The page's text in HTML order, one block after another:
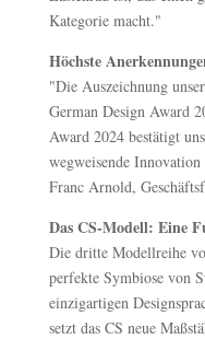
Kategorie macht."
Höchste
"Die Auszeichnung
German Design Award
Award 2024 bestätigt
wegweisende
Franc Arnold,
Das CS-Modell: Eine
Die dritte Modellreihe
perfekte Symbiose von
einzigartigen
setzt das CS neue